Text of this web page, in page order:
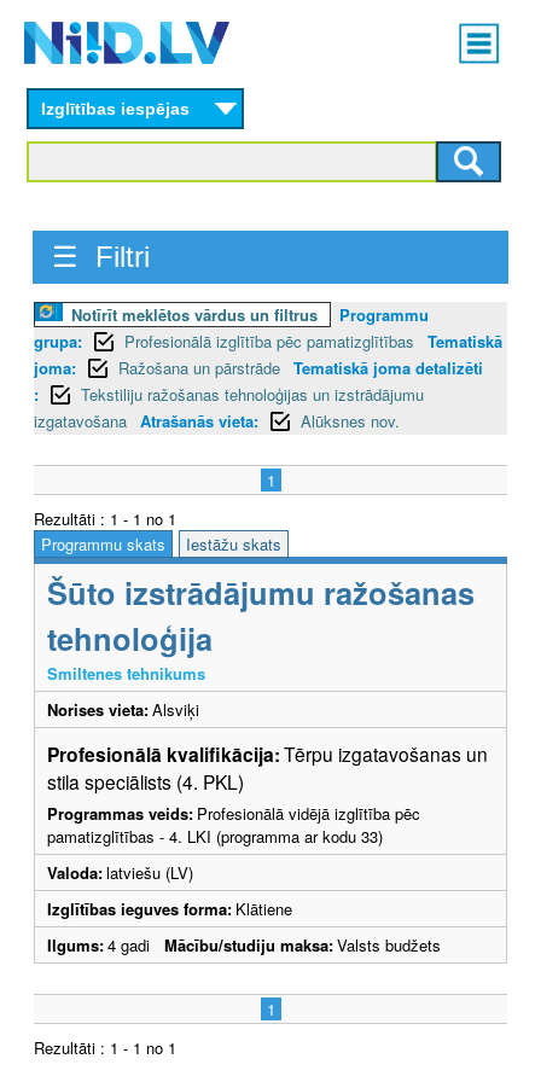
content
Main
menu
Izglītības iespējas
☰ Filtri
Notīrīt meklētos vārdus un filtrus
Programmu
grupa:
Profesionālā izglītība pēc pamatizglītības
Tematiskā
joma:
Ražošana un pārstrāde Tematiskā joma detalizēti
:
Tekstiliju ražošanas tehnoloģijas un izstrādājumu
izgatavošana Atrašanās vieta: Alūksnes nov.
1
Rezultāti : 1 - 1 no 1
Programmu skats
Iestāžu skats
Šūto izstrādājumu ražošanas
tehnoloģija
Smiltenes tehnikums
Norises vieta:Alsviķi
Profesionālā kvalifikācija:Tērpu izgatavošanas un
stila speciālists (4. PKL)
Programmas veids: Profesionālā vidējā izglītība pēc
pamatizglītības - 4. LKI (programma ar kodu 33)
Valoda:latviešu (LV)
Izglītības ieguves forma: Klātiene
Ilgums:4 gadi Mācību/studiju maksa:Valsts budžets
1
Rezultāti : 1 - 1 no 1